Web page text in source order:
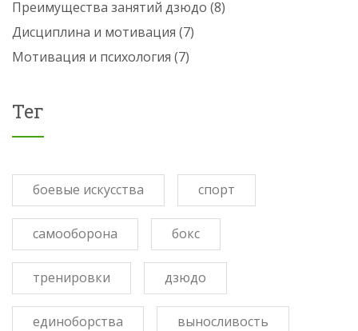
Преимущества занятий дзюдо (8)
Дисциплина и мотивация (7)
Мотивация и психология (7)
Тег
боевые искусства спорт
самооборона бокс
тренировки дзюдо
единоборства выносливость